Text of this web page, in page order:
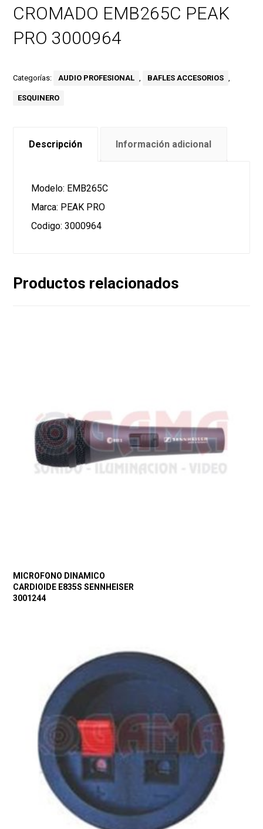
CROMADO EMB265C PEAK
PRO 3000964
Categorías: AUDIO PROFESIONAL , BAFLES ACCESORIOS ,
ESQUINERO
Descripción Información adicional
Modelo: EMB265C
Marca: PEAK PRO
Codigo: 3000964
Productos relacionados
MICROFONO DINAMICO
CARDIOIDE E835S SENNHEISER
3001244